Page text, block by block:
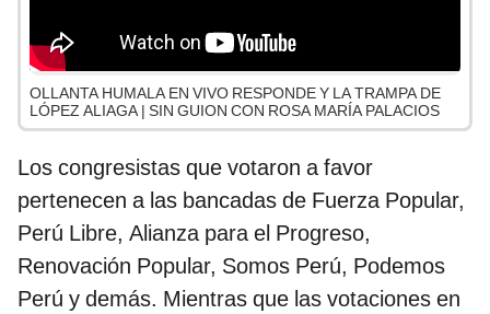
OLLANTA HUMALA EN VIVO RESPONDE Y LA TRAMPA DE
LÓPEZ ALIAGA | SIN GUION CON ROSA MARÍA PALACIOS
Los congresistas que votaron a favor
pertenecen a las bancadas de Fuerza Popular,
Perú Libre, Alianza para el Progreso,
Renovación Popular, Somos Perú, Podemos
Perú y demás. Mientras que las votaciones en